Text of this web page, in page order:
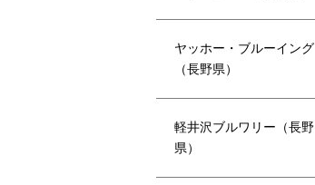
ヤッホー・ブルーイング
（長野県）
軽井沢ブルワリー（長野
県）